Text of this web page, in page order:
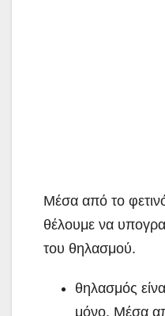
Μέσα από το
θέλουμε να
του θηλασμού.
θηλασμός
μόνο. Μέσα